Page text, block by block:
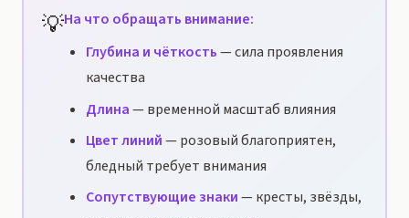
💡На что обращать внимание:
Глубина и чёткость— сила проявления
качества
Длина— временной масштаб влияния
Цвет линий— розовый благоприятен,
бледный требует внимания
Сопутствующие знаки— кресты, звёзды,